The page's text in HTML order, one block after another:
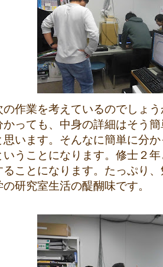
の作業を考えているのでしょ
かっても、中身の詳細はそう
思います。そんなに簡単に分
いうことになります。修士２
ることになります。たっぷり
研究室生活の醍醐味です。